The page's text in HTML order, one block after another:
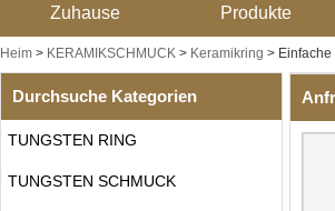
Zuhause Produkte
Heim> KERAMIKSCHMUCK> Keramikring >
Durchsuche Kategorien
TUNGSTEN RING
TUNGSTEN SCHMUCK